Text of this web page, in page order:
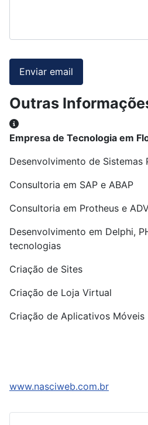
Enviar email
Outras
Outras Informações
Empresa de Tecnologia em
Desenvolvimento de Sistemas
Consultoria em SAP e ABAP
Consultoria em Protheus e
Desenvolvimento em Delphi,
tecnologias
Criação de Sites
Criação de Loja Virtual
Criação de Aplicativos Móveis
www.nasciweb.com.br